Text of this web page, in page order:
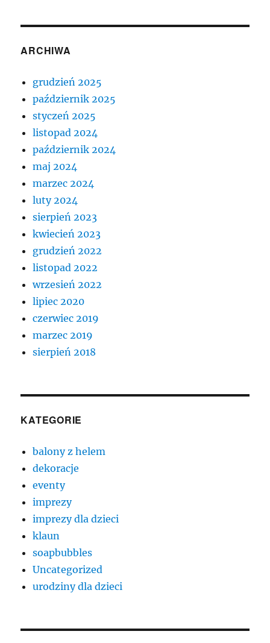
ARCHIWA
grudzień 2025
październik 2025
styczeń 2025
listopad 2024
październik 2024
maj 2024
marzec 2024
luty 2024
sierpień 2023
kwiecień 2023
grudzień 2022
listopad 2022
wrzesień 2022
lipiec 2020
czerwiec 2019
marzec 2019
sierpień 2018
KATEGORIE
balony z helem
dekoracje
eventy
imprezy
imprezy dla dzieci
klaun
soapbubbles
Uncategorized
urodziny dla dzieci